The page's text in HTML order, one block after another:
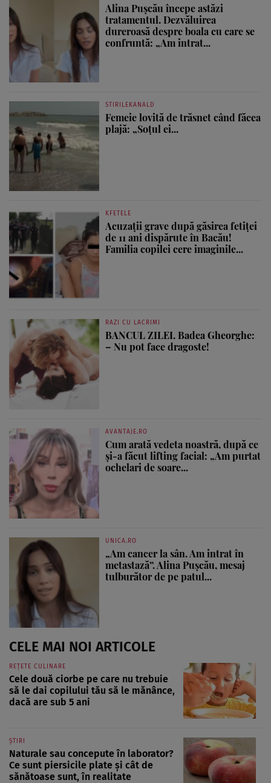
Alina Pușcău începe astăzi
tratamentul. Dezvăluirea
dureroasă despre boala cu care se
confruntă: „Am intrat...
STIRILEKANALD
Femeie lovită de trăsnet când făcea
plajă: „Soțul ei...
KFETELE
Acuzații grave după găsirea fetiței
de 11 ani dispărute în Bacău!
Familia copilei cere imaginile...
RAZI CU LACRIMI
BANCUL ZILEI. Badea Gheorghe:
– Nu pot face dragoste!
AVANTAJE.RO
Cum arată vedeta noastră, după ce
și-a făcut lifting facial: „Am purtat
ochelari de soare...
UNICA.RO
„Am cancer la sân. Am intrat în
metastază”. Alina Pușcău, mesaj
tulburător de pe patul...
CELE MAI NOI ARTICOLE
REȚETE CULINARE
Cele două ciorbe pe care nu trebuie
să le dai copilului tău să le mănânce,
dacă are sub 5 ani
ȘTIRI
Naturale sau concepute în laborator?
Ce sunt piersicile plate și cât de
sănătoase sunt, în realitate